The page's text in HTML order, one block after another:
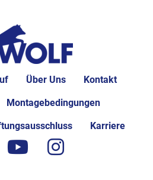
Über Uns Kontakt
Montagebedingungen
Karriere
youtubeinstagram